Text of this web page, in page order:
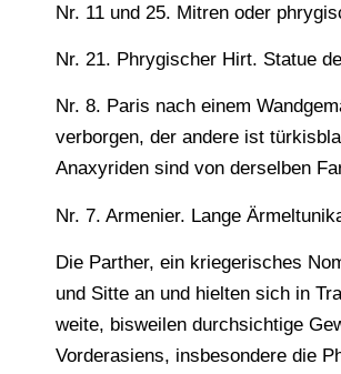
Nr. 11 und 25. Mitren oder
Nr. 21. Phrygischer Hirt. Statue
Nr. 8. Paris nach einem
verborgen, der andere ist
Anaxyriden sind von derselben
Nr. 7. Armenier. Lange
Die Parther, ein kriegerisches
und Sitte an und hielten sich in
weite, bisweilen durchsichtige
Vorderasiens, insbesondere die